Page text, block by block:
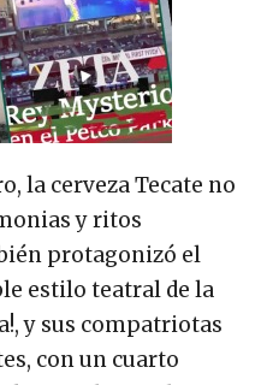
la cerveza Tecate no
y ritos
protagonizó el
estilo teatral de la
y sus compatriotas
con un cuarto